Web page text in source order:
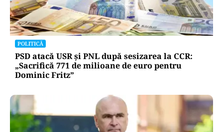
POLITICĂ
PSD atacă USR și PNL după sesizarea la CCR:
„Sacrifică 771 de milioane de euro pentru
Dominic Fritz”